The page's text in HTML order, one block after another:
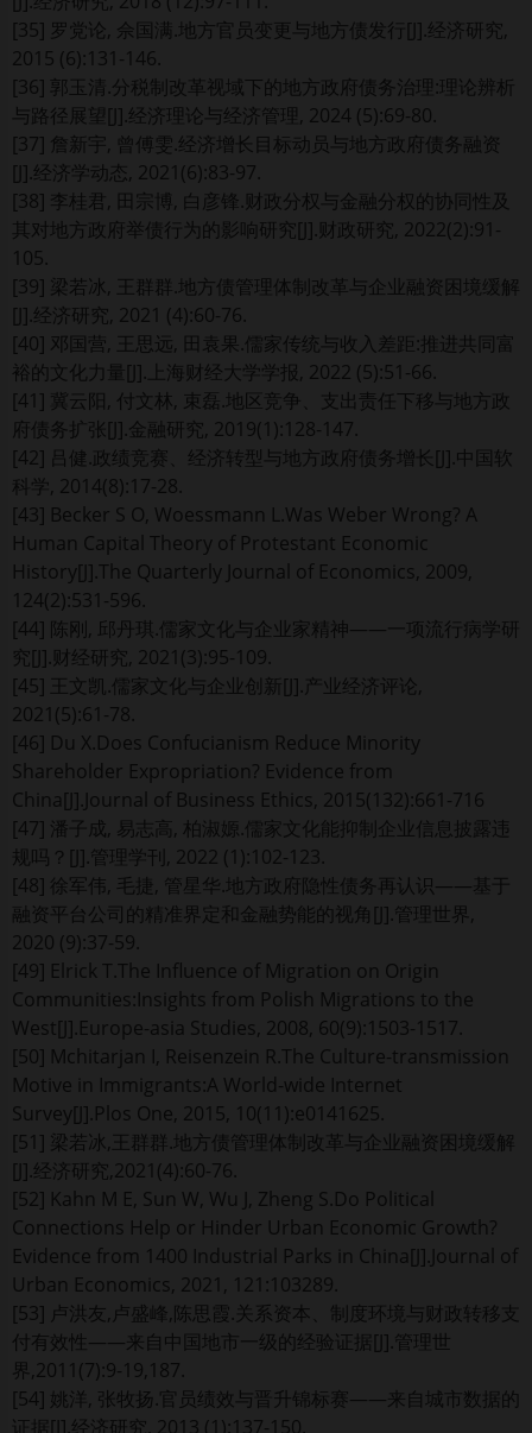
[35] 罗党论, 佘国满.地方官员变更与地方债发行[J].经济研究,
2015 (6):131-146.
[36] 郭玉清.分税制改革视域下的地方政府债务治理:理论辨析
与路径展望[J].经济理论与经济管理, 2024 (5):69-80.
[37] 詹新宇, 曾傅雯.经济增长目标动员与地方政府债务融资
[J].经济学动态, 2021(6):83-97.
[38] 李桂君, 田宗博, 白彦锋.财政分权与金融分权的协同性及
其对地方政府举债行为的影响研究[J].财政研究, 2022(2):91-
105.
[39] 梁若冰, 王群群.地方债管理体制改革与企业融资困境缓解
[J].经济研究, 2021 (4):60-76.
[40] 邓国营, 王思远, 田袁果.儒家传统与收入差距:推进共同富
裕的文化力量[J].上海财经大学学报, 2022 (5):51-66.
[41] 冀云阳, 付文林, 束磊.地区竞争、支出责任下移与地方政
府债务扩张[J].金融研究, 2019(1):128-147.
[42] 吕健.政绩竞赛、经济转型与地方政府债务增长[J].中国软
科学, 2014(8):17-28.
[43] Becker S O, Woessmann L.Was Weber Wrong? A
Human Capital Theory of Protestant Economic
History[J].The Quarterly Journal of Economics, 2009,
124(2):531-596.
[44] 陈刚, 邱丹琪.儒家文化与企业家精神——一项流行病学研
究[J].财经研究, 2021(3):95-109.
[45] 王文凯.儒家文化与企业创新[J].产业经济评论,
2021(5):61-78.
[46] Du X.Does Confucianism Reduce Minority
Shareholder Expropriation? Evidence from
China[J].Journal of Business Ethics, 2015(132):661-716
[47] 潘子成, 易志高, 柏淑嫄.儒家文化能抑制企业信息披露违
规吗？[J].管理学刊, 2022 (1):102-123.
[48] 徐军伟, 毛捷, 管星华.地方政府隐性债务再认识——基于
融资平台公司的精准界定和金融势能的视角[J].管理世界,
2020 (9):37-59.
[49] Elrick T.The Influence of Migration on Origin
Communities:Insights from Polish Migrations to the
West[J].Europe-asia Studies, 2008, 60(9):1503-1517.
[50] Mchitarjan I, Reisenzein R.The Culture-transmission
Motive in Immigrants:A World-wide Internet
Survey[J].Plos One, 2015, 10(11):e0141625.
[51] 梁若冰,王群群.地方债管理体制改革与企业融资困境缓解
[J].经济研究,2021(4):60-76.
[52] Kahn M E, Sun W, Wu J, Zheng S.Do Political
Connections Help or Hinder Urban Economic Growth?
Evidence from 1400 Industrial Parks in China[J].Journal of
Urban Economics, 2021, 121:103289.
[53] 卢洪友,卢盛峰,陈思霞.关系资本、制度环境与财政转移支
付有效性——来自中国地市一级的经验证据[J].管理世
界,2011(7):9-19,187.
[54] 姚洋, 张牧扬.官员绩效与晋升锦标赛——来自城市数据的
证据[J].经济研究, 2013 (1):137-150.